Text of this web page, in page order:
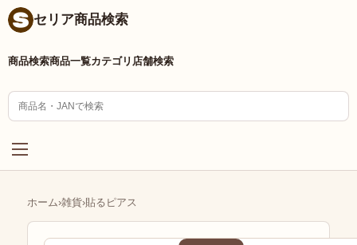
セリア商品検索
商品検索商品一覧カテゴリ 店舗検索
ホーム›雑貨›貼るピアス